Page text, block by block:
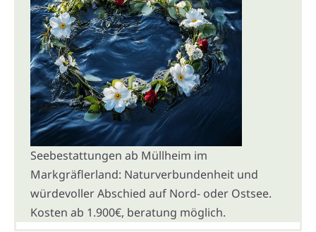
Seebestattungen ab Müllheim im
Markgräflerland: Naturverbundenheit und
würdevoller Abschied auf Nord- oder Ostsee.
Kosten ab 1.900€, beratung möglich.